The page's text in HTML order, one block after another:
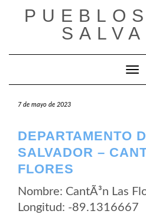
7 de mayo de 2023
DEPARTAMENTO
SALVADOR –
FLORES
Nombre: CantÃ³n Las
Longitud: -89.1316667